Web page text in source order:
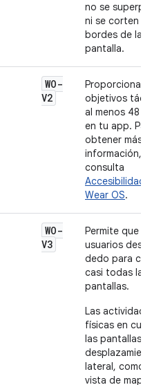
no se
ni se corten
bordes de la
pantalla.
WO-
V2
Proporciona
objetivos
al menos 48 ×
en tu app.
obtener más
información,
consulta
Accesibilidad
Wear OS.
WO-
V3
Permite que
usuarios
dedo para
casi todas las
pantallas.
Las
físicas en
las pantallas
lateral, como
vista de mapa